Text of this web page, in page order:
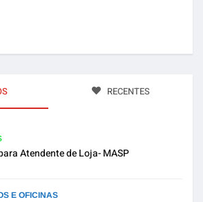
RECENTES
Atendente de Loja- MASP
E OFICINAS